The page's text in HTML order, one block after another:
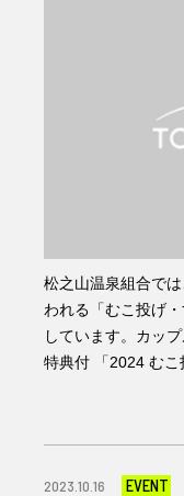
松之山温泉組合で
われる「むこ投げ
しています。カッ
特典付 「2024 むこ
2023.10.16 EVENT